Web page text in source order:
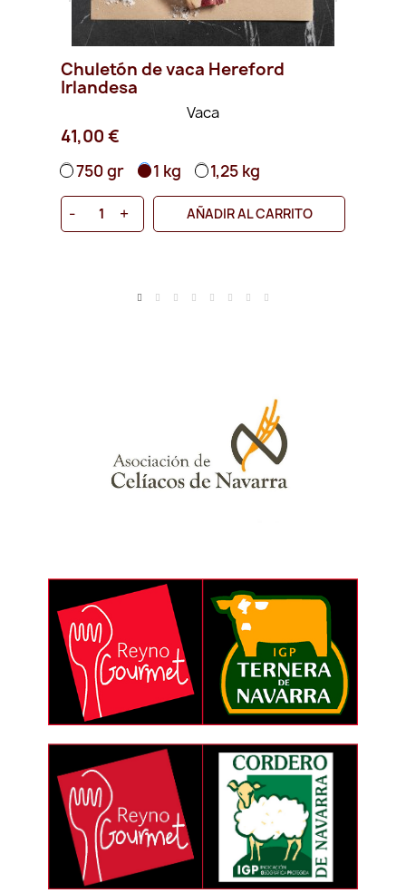
Chuletón de vaca Hereford
Irlandesa
Vaca
41,00 €
750 gr 1 kg 1,25 kg
- + AÑADIR AL CARRITO